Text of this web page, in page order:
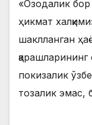
«Озодалик
ҳикмат
шаклланган
покизалик
тозалик эмас,